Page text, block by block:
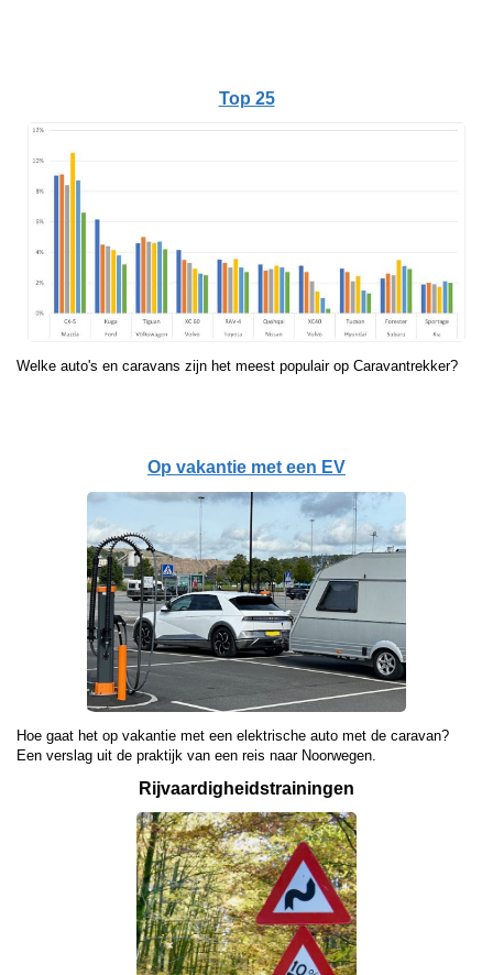
Top 25
Welke auto's en caravans zijn het meest populair op Caravantrekker?
Op vakantie met een EV
Hoe gaat het op vakantie met een elektrische auto met de caravan?
Een verslag uit de praktijk van een reis naar Noorwegen.
Rijvaardigheids­trainingen